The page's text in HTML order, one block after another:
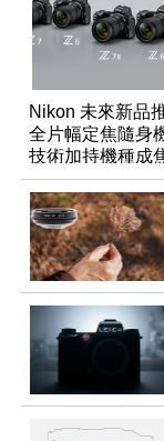
Nikon 未來新品
全片幅定焦隨身
技術加持機種成